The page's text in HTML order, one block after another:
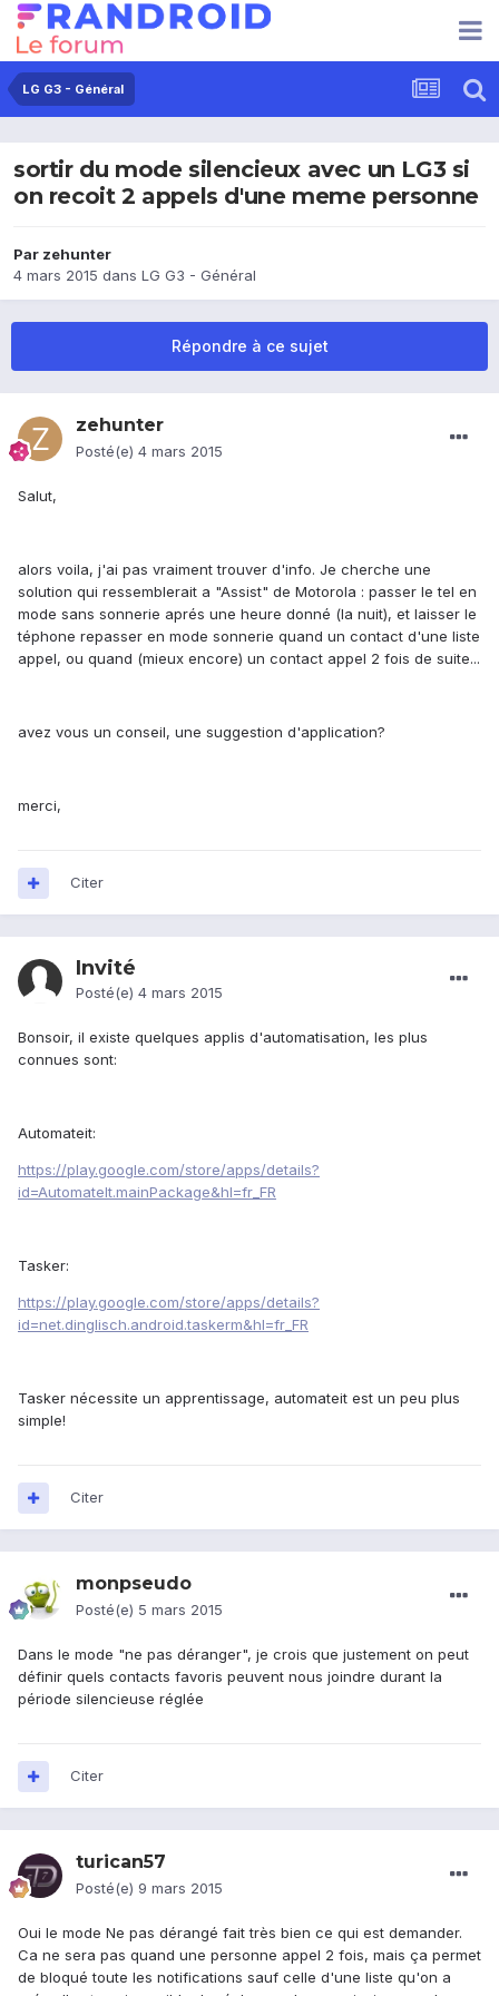
LG G3 - Général
sortir du mode silencieux avec un LG3 si
on recoit 2 appels d'une meme personne
Par zehunter
4 mars 2015 dans LG G3 - Général
Répondre à ce sujet
zehunter
Posté(e) 4 mars 2015
Salut,
alors voila, j'ai pas vraiment trouver d'info. Je cherche une
solution qui ressemblerait a "Assist" de Motorola : passer le tel en
mode sans sonnerie aprés une heure donné (la nuit), et laisser le
téphone repasser en mode sonnerie quand un contact d'une liste
appel, ou quand (mieux encore) un contact appel 2 fois de suite...
avez vous un conseil, une suggestion d'application?
merci,
Citer
Invité
Posté(e) 4 mars 2015
Bonsoir, il existe quelques applis d'automatisation, les plus
connues sont:
Automateit:
https://play.google.com/store/apps/details?
id=AutomateIt.mainPackage&hl=fr_FR
Tasker:
https://play.google.com/store/apps/details?
id=net.dinglisch.android.taskerm&hl=fr_FR
Tasker nécessite un apprentissage, automateit est un peu plus
simple!
Citer
monpseudo
Posté(e) 5 mars 2015
Dans le mode "ne pas déranger", je crois que justement on peut
définir quels contacts favoris peuvent nous joindre durant la
période silencieuse réglée
Citer
turican57
Posté(e) 9 mars 2015
Oui le mode Ne pas dérangé fait très bien ce qui est demander.
Ca ne sera pas quand une personne appel 2 fois, mais ça permet
de bloqué toute les notifications sauf celle d'une liste qu'on a